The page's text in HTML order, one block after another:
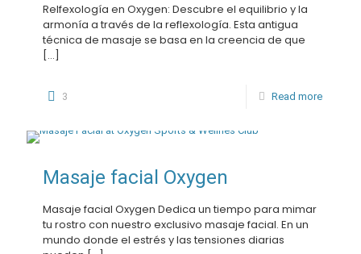
Relfexología en Oxygen: Descubre el equilibrio y la
armonía a través de la reflexología. Esta antigua
técnica de masaje se basa en la creencia de que
[…]
3 Read more
Masaje facial Oxygen
Masaje facial Oxygen Dedica un tiempo para mimar
tu rostro con nuestro exclusivo masaje facial. En un
mundo donde el estrés y las tensiones diarias